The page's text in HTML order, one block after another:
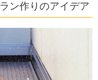
ン作りのアイデア